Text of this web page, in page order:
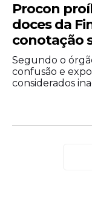
Procon
doces da
conotação
Segundo o
confusão e
considerados